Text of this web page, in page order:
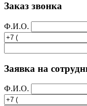
Заказ звонка
Ф.И.О.
Заявка на
Ф.И.О.